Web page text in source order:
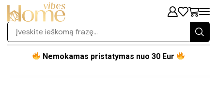
Nemokamas pristatymas nuo 30 Eur